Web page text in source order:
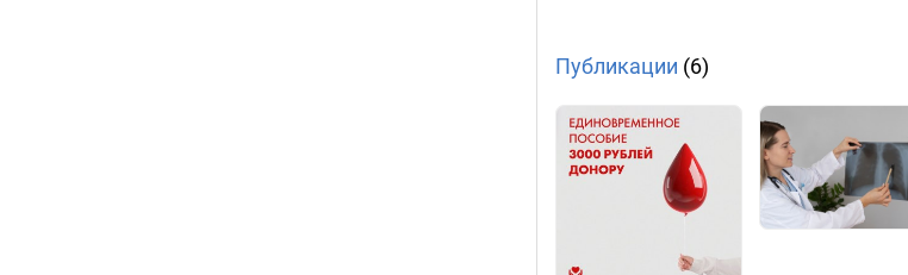
Публикации (6)